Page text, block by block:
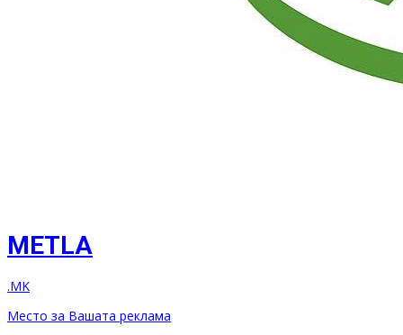
METLA
.MK
Место за Вашата реклама